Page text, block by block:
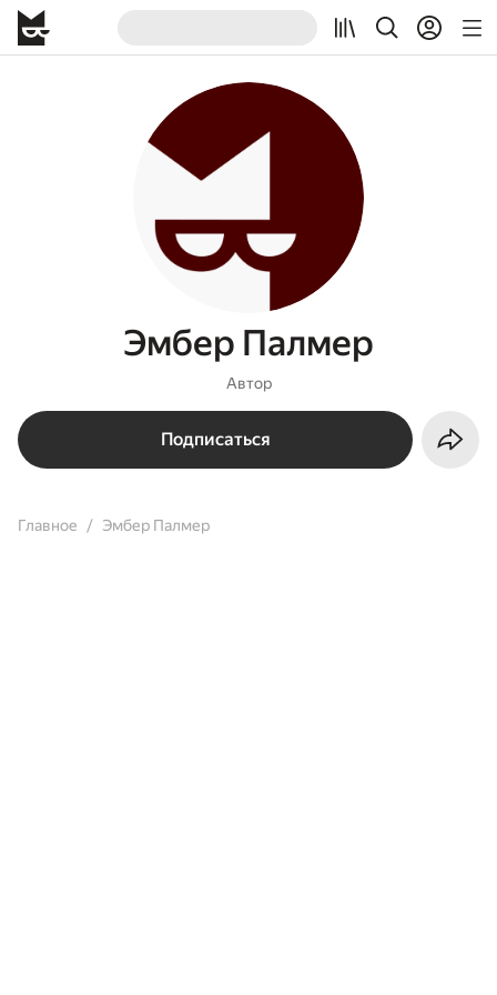
Эмбер Палмер
Автор
Подписаться
Главное Эмбер Палмер